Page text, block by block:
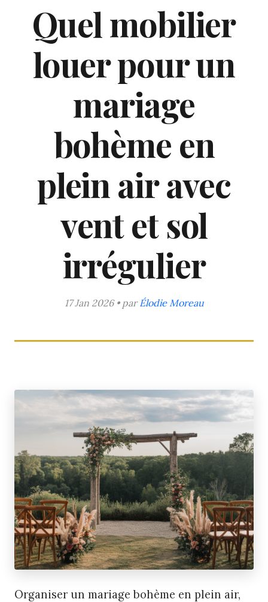
Quel mobilier
louer pour un
mariage
bohème en
plein air avec
vent et sol
irrégulier
17 Jan 2026 • par Élodie Moreau
Organiser un mariage bohème en plein air,